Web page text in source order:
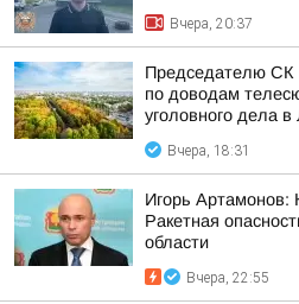
Вчера, 20:37
Председателю СК
по доводам
уголовного дела
Вчера, 18:31
Игорь Артамонов:
Ракетная
области
Вчера, 22:55